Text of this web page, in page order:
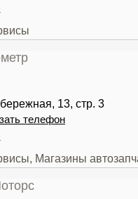
13, стр. 3
телефон
Магазины